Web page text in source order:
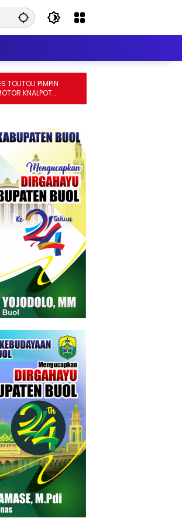
Kapolsek Basidondo Inisiasi Perbaikan
Jembatan Penghubung Dua Dusun di
Desa Kayulompa